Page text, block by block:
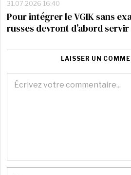
31.07.2026 16:40
Pour intégrer le VGIK sans
russes devront d’abord servir
LAISSER UN